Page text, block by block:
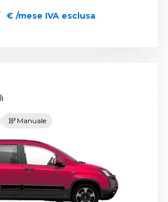
€ /mese IVA esclusa
Manuale